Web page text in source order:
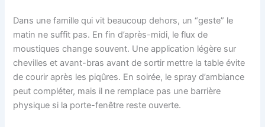
Dans une famille qui vit beaucoup dehors, un “geste” le
matin ne suffit pas. En fin d’après-midi, le flux de
moustiques change souvent. Une application légère sur
chevilles et avant-bras avant de sortir mettre la table évite
de courir après les piqûres. En soirée, le spray d’ambiance
peut compléter, mais il ne remplace pas une barrière
physique si la porte-fenêtre reste ouverte.